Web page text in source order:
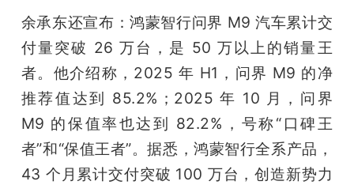
余承东还宣布：鸿蒙智行问界 M9 汽车累计交
付量突破 26 万台，是 50 万以上的销量王
者。他介绍称，2025 年 H1，问界 M9 的净
推荐值达到 85.2%；2025 年 10 月，问界
M9 的保值率也达到 82.2%，号称“口碑王
者”和“保值王者”。据悉，鸿蒙智行全系产品，
43 个月累计交付突破 100 万台，创造新势力